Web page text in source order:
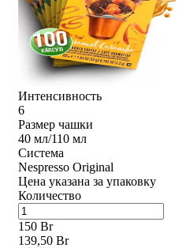
Интенсивность
6
Размер чашки
40 мл/110 мл
Система
Nespresso Original
Цена указана за упаковку
Количество
150 Br
139,50 Br